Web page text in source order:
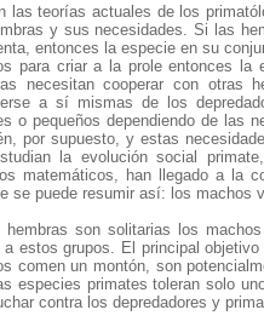
las teorías actuales de los
y sus necesidades. Si las
entonces la especie en su
para criar a la prole entonces la
necesitan cooperar con otras
a sí mismas de los
o pequeños dependiendo de las
por supuesto, y estas
la evolución social
matemáticos, han llegado a la
se puede resumir así: los machos
son solitarias los
a estos grupos. El principal
comen un montón, son
especies primates toleran solo
contra los depredadores y